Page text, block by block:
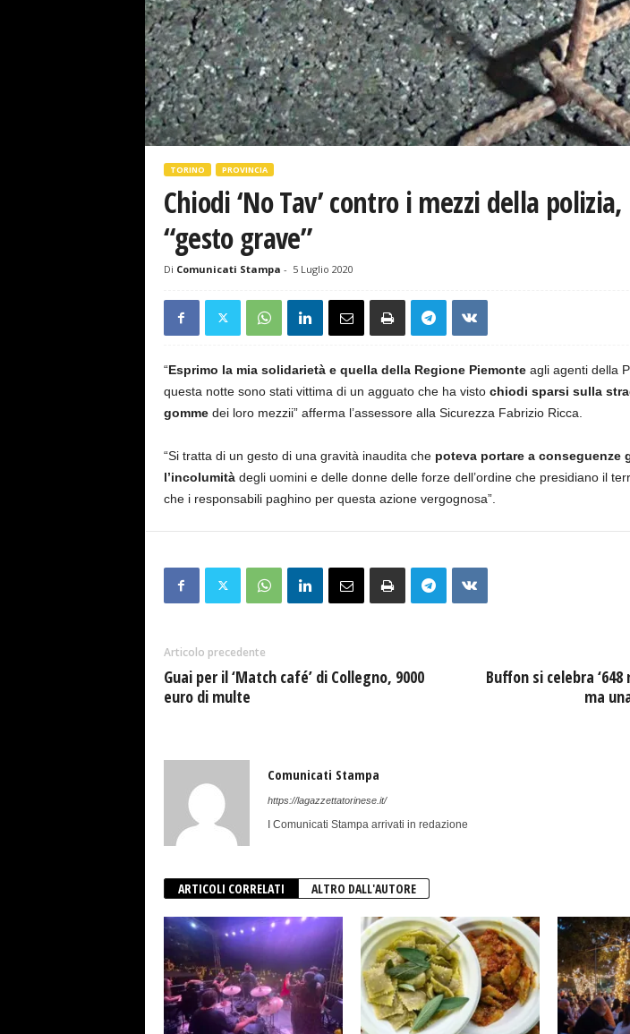
TORINO PROVINCIA
Chiodi ‘No Tav’ contro i mezzi della polizia,
“gesto grave”
Di Comunicati Stampa - 5 Luglio 2020
“Esprimo la mia solidarietà e quella della Regione Piemonte agli agenti della
questa notte sono stati vittima di un agguato che ha visto chiodi sparsi sulla
gommedei loro mezzii” afferma l’assessore alla Sicurezza Fabrizio Ricca.
“Si tratta di un gesto di una gravità inaudita che poteva portare a conseguenze
l’incolumitàdegli uomini e delle donne delle forze dell’ordine che presidiano il
che i responsabili paghino per questa azione vergognosa”.
Articolo precedente
Guai per il ‘Match café’ di Collegno, 9000
euro di multe
Buffon si celebra
ma
Comunicati Stampa
https://lagazzettatorinese.it/
I Comunicati Stampa arrivati in redazione
ARTICOLI CORRELATI ALTRO DALL'AUTORE